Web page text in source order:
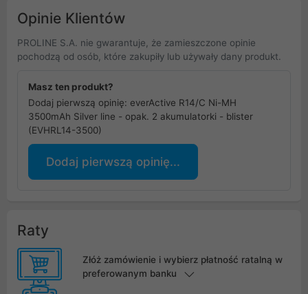
Opinie Klientów
PROLINE S.A. nie gwarantuje, że zamieszczone opinie
pochodzą od osób, które zakupiły lub używały dany produkt.
Masz ten produkt?
Dodaj pierwszą opinię: everActive R14/C Ni-MH
3500mAh Silver line - opak. 2 akumulatorki - blister
(EVHRL14-3500)
Dodaj pierwszą opinię...
Raty
Złóż zamówienie i wybierz płatność ratalną w
preferowanym banku